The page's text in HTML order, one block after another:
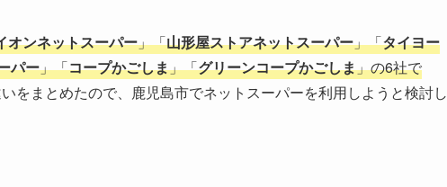
オンネットスーパー」「山形屋ストアネットスーパー」「タイヨー
パー」「コープかごしま」「グリーンコープかごしま」の6社で
をまとめたので、鹿児島市でネットスーパーを利用しようと検討し